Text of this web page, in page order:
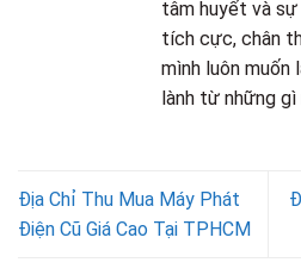
tâm huyết và
tích cực, chân
mình luôn
lành từ những gì
Địa Chỉ Thu Mua Máy Phát
Điện Cũ Giá Cao Tại TPHCM